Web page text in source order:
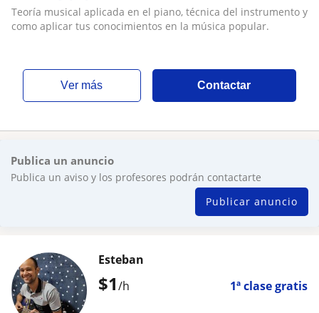
Teoría musical aplicada en el piano, técnica del instrumento y
como aplicar tus conocimientos en la música popular.
ver más Contactar
Publica un anuncio
Publica un aviso y los profesores podrán contactarte
Publicar anuncio
$1/h 1ª clase gratis
Esteban